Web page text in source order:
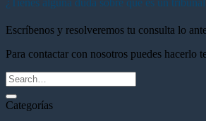
Escríbenos y resolveremos tu consulta lo
Para contactar con nosotros puedes
Categorías